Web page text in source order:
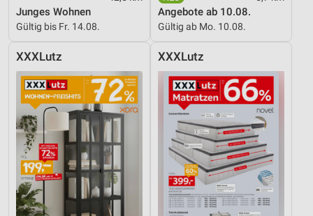
Junges Wohnen
Gültig bis Fr. 14.08.
Angebote ab 10.08.
Gültig ab Mo. 10.08.
XXXLutz XXXLutz